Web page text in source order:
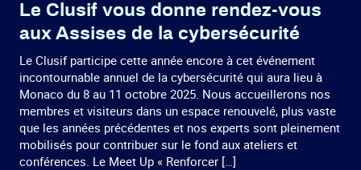
Le Clusif vous donne rendez-vous
aux Assises de la cybersécurité
Le Clusif participe cette année encore à cet événement
incontournable annuel de la cybersécurité qui aura lieu à
Monaco du 8 au 11 octobre 2025. Nous accueillerons nos
membres et visiteurs dans un espace renouvelé, plus vaste
que les années précédentes et nos experts sont pleinement
mobilisés pour contribuer sur le fond aux ateliers et
conférences. Le Meet Up « Renforcer […]